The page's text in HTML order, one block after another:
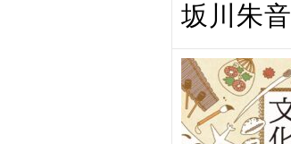
坂川朱音